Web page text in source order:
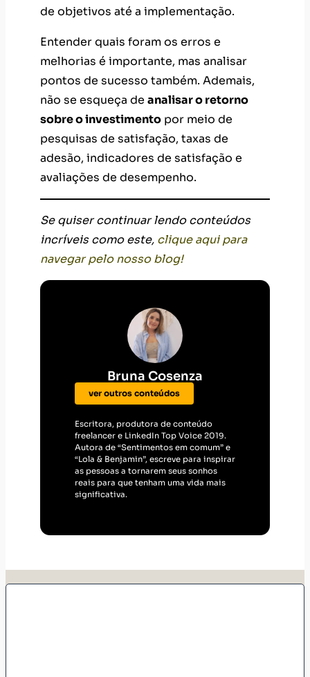
de objetivos até a implementação.
Entender quais foram os erros e
melhorias é importante, mas analisar
pontos de sucesso também. Ademais,
não se esqueça de analisar o retorno
sobre o investimento por meio de
pesquisas de satisfação, taxas de
adesão, indicadores de satisfação e
avaliações de desempenho.
Se quiser continuar lendo conteúdos
incríveis como este, clique aqui para
navegar pelo nosso blog!
Bruna Cosenza
ver outros conteúdos
Escritora, produtora de conteúdo
freelancer e LinkedIn Top Voice 2019.
Autora de “Sentimentos em comum” e
“Lola & Benjamin”, escreve para inspirar
as pessoas a tornarem seus sonhos
reais para que tenham uma vida mais
significativa.